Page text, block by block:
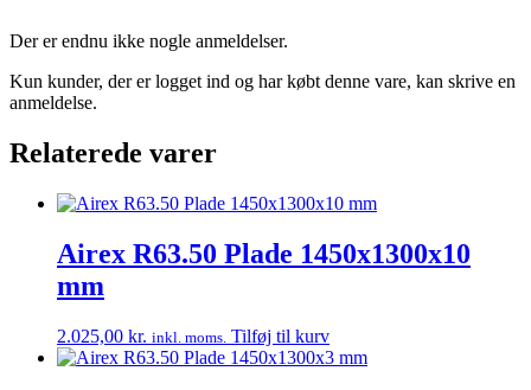
Der er endnu ikke nogle anmeldelser.
Kun kunder, der er logget ind og har købt denne vare, kan skrive en
anmeldelse.
Relaterede varer
Airex R63.50 Plade 1450x1300x10
mm
2.025,00 kr. inkl. moms. Tilføj til kurv